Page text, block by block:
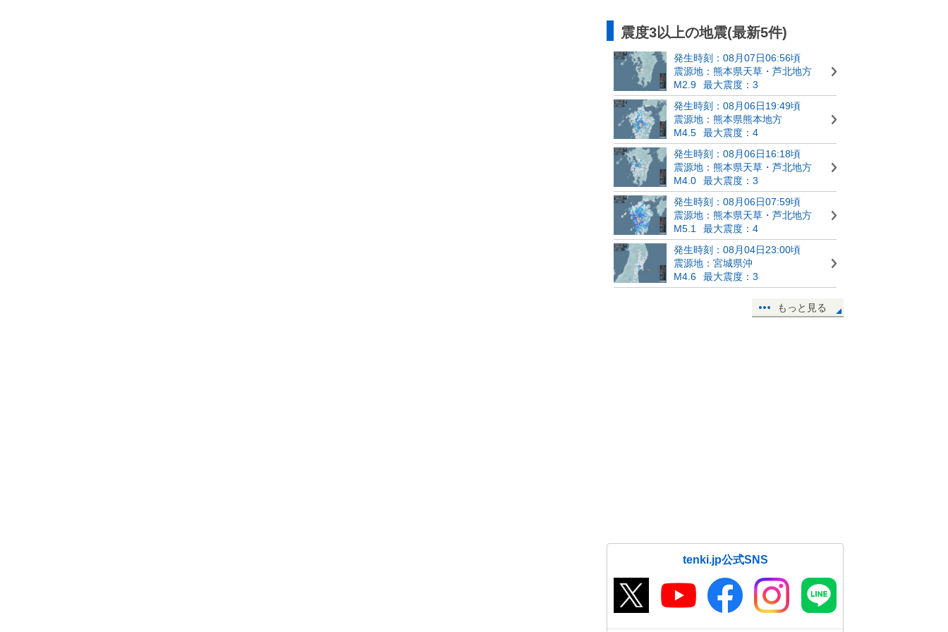
震度3以上の地震(最新5件)
発生時刻：08月07日06:56頃
震源地：熊本県天草・芦北地方
M2.9
最大震度：3
発生時刻：08月06日19:49頃
震源地：熊本県熊本地方
M4.5
最大震度：4
発生時刻：08月06日16:18頃
震源地：熊本県天草・芦北地方
M4.0
最大震度：3
発生時刻：08月06日07:59頃
震源地：熊本県天草・芦北地方
M5.1
最大震度：4
発生時刻：08月04日23:00頃
震源地：宮城県沖
M4.6
最大震度：3
もっと見る
tenki.jp公式SNS